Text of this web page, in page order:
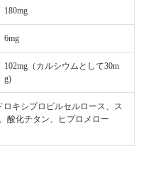
180mg
6mg
102mg（カルシウムとして30m
g)
キシプロピルセルロース、ス
酸化チタン、ヒプロメロー